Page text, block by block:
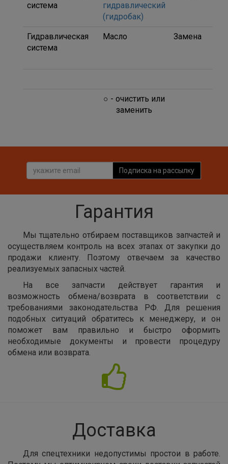
система
гидравлический
(гидробак)
Гидравлическая
система
Масло Замена
○ - очистить или
заменить
Подписка на рассылку
Гарантия
Мы тщательно отбираем поставщиков запчастей и
осуществляем контроль на всех этапах от закупки до
продажи клиенту. Поэтому отвечаем за качество
реализуемых запасных частей.
На все запчасти действует гарантия и
возможность обмена/возврата в соответствии с
требованиями законодательства РФ. Для решения
подобных ситуаций обратитесь к менеджеру, и он
поможет вам правильно и быстро оформить
необходимые документы и провести процедуру
обмена или возврата.
Доставка
Для спецтехники недопустимы простои в работе.